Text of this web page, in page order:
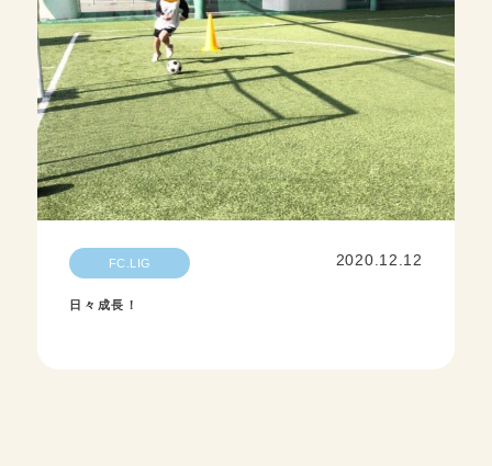
FC.LIG 2020.12.12
日々成長！